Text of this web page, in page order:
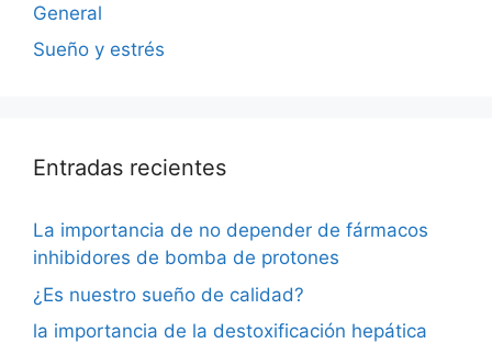
General
Sueño y estrés
Entradas recientes
La importancia de no depender de fármacos
inhibidores de bomba de protones
¿Es nuestro sueño de calidad?
la importancia de la destoxificación hepática